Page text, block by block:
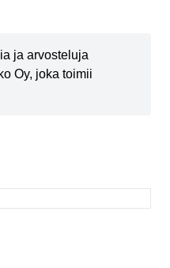
ja arvosteluja
Oy, joka toimii